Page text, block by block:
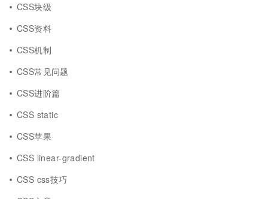
CSS块级
CSS资料
CSS机制
CSS常见问题
CSS进阶篇
CSS static
CSS苹果
CSS linear-gradient
CSS css技巧